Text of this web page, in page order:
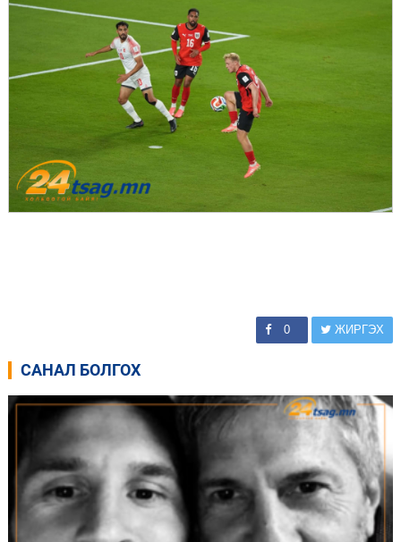
0 ЖИРГЭХ
САНАЛ БОЛГОХ